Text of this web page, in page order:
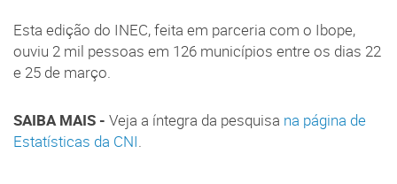
Esta edição do INEC, feita em parceria com o Ibope,
ouviu 2 mil pessoas em 126 municípios entre os dias 22
e 25 de março.
SAIBA MAIS - Veja a íntegra da pesquisa na página de
Estatísticas da CNI.